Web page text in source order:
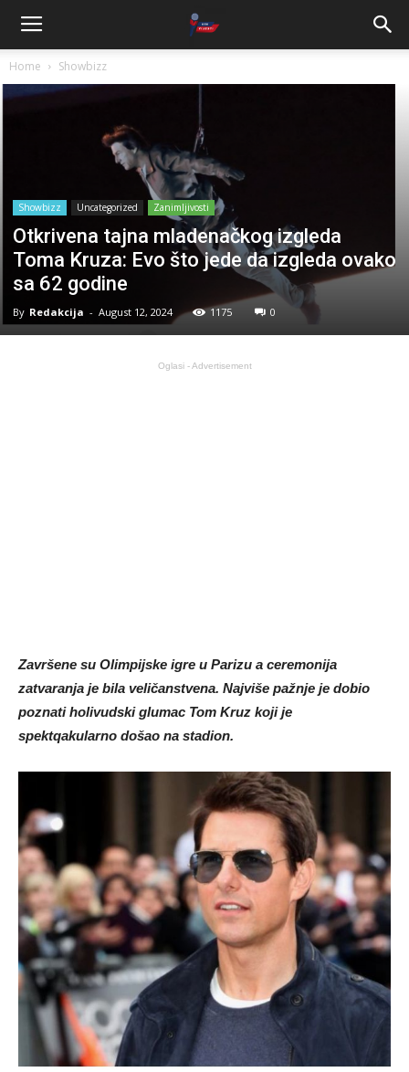
Home Showbizz
Showbizz Uncategorized Zanimljivosti
Otkrivena tajna mladenačkog izgleda
Toma Kruza: Evo što jede da izgleda ovako
sa 62 godine
By Redakcija - August 12, 2024 1175 0
Oglasi - Advertisement
Završene su Olimpijske igre u Parizu a ceremonija
zatvaranja je bila veličanstvena. Najviše pažnje je dobio
poznati holivudski glumac Tom Kruz koji je
spektqakularno došao na stadion.